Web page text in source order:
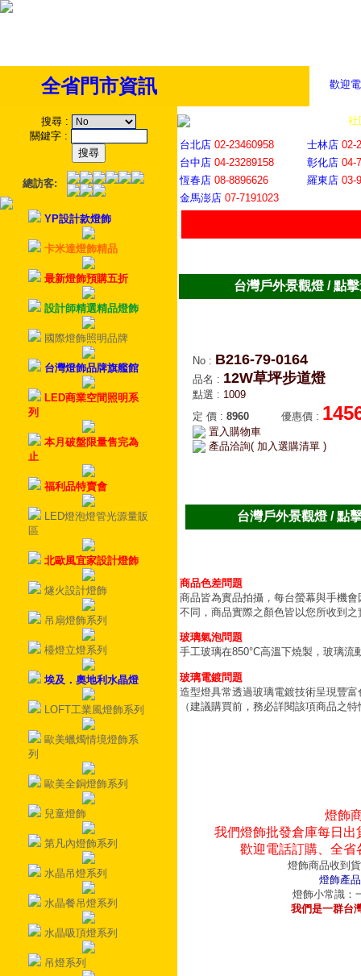
歡迎
全省門市資訊
搜尋 :
關鍵字 :
總訪客:
YP設計款燈飾
卡米達燈飾精品
最新燈飾預購五折
設計師精選精品燈飾
國際燈飾照明品牌
台灣燈飾品牌旗艦館
LED商業空間照明系
列
本月破盤限量售完為
止
福利品特賣會
LED燈泡燈管光源量販
區
北歐風宜家設計燈飾
燧火設計燈飾
吊扇燈飾系列
檯燈立燈系列
埃及．奧地利水晶燈
LOFT工業風燈飾系列
歐美蠟燭情境燈飾系
列
歐美全銅燈飾系列
兒童燈飾
第凡內燈飾系列
水晶吊燈系列
水晶餐吊燈系列
水晶吸頂燈系列
吊燈系列
社
台北店 02-23460958 士林店 02-
台中店 04-23289158 彰化店 04-
恆春店 08-8896626 羅東店 03-
金馬澎店 07-7191023
台灣戶外景觀燈 / 點
No : B216-79-0164
品名 : 12W草坪步道燈
點選 : 1009
定 價 : 8960 優惠價 :
置入購物車
產品洽詢( 加入選購清單 )
台灣戶外景觀燈 / 點
商品色差問題
商品皆為實品拍攝，每台螢幕與手機
不同，商品實際之顏色皆以您所收到之
玻璃氣泡問題
手工玻璃在850°C高溫下燒製，玻璃
玻璃電鍍問題
造型燈具常透過玻璃電鍍技術呈現豐
（建議購買前，務必詳閱該項商品之
燈飾
我們燈飾批發倉庫每日
歡迎電話訂購、全
燈飾商品收到
燈飾產
燈飾小常識：
我們是一群台